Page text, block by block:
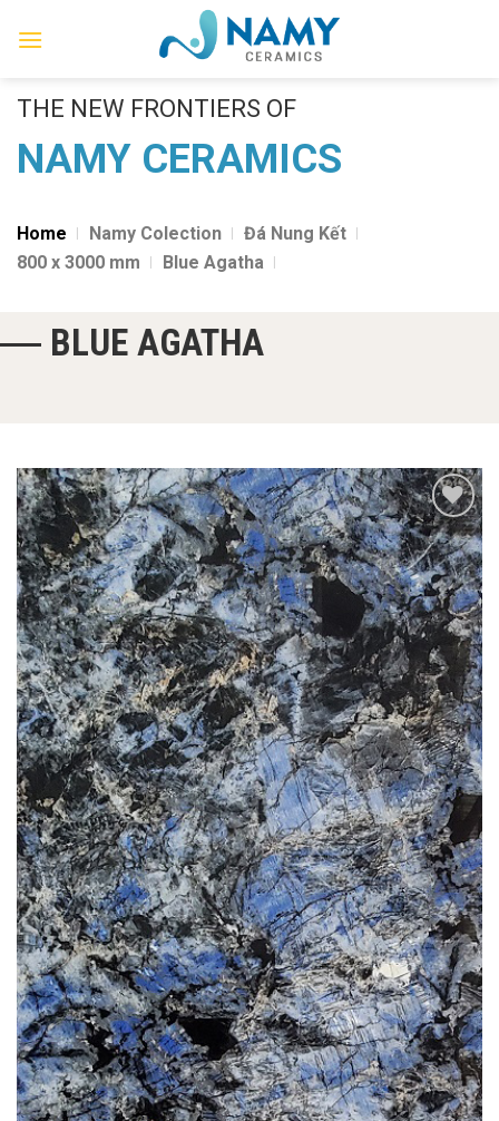
THE NEW FRONTIERS OF
NAMY CERAMICS
Home Namy Colection
Đá Nung Kết
800 x 3000 mm
Blue Agatha
BLUE AGATHA
Add to
wishlist